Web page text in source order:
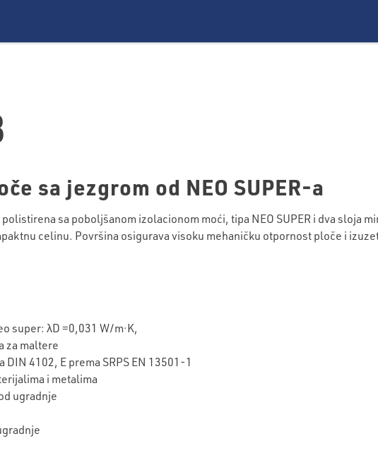
sa jezgrom od NEO SUPER-a
sa poboljšanom izolacionom moći, tipa NEO SUPER i dva sloja
celinu. Površina osigurava visoku mehaničku otpornost ploče i
super: λD =0,031 W/m·K,
za maltere
4102, E prema SRPS EN 13501-1
i metalima
ugradnje